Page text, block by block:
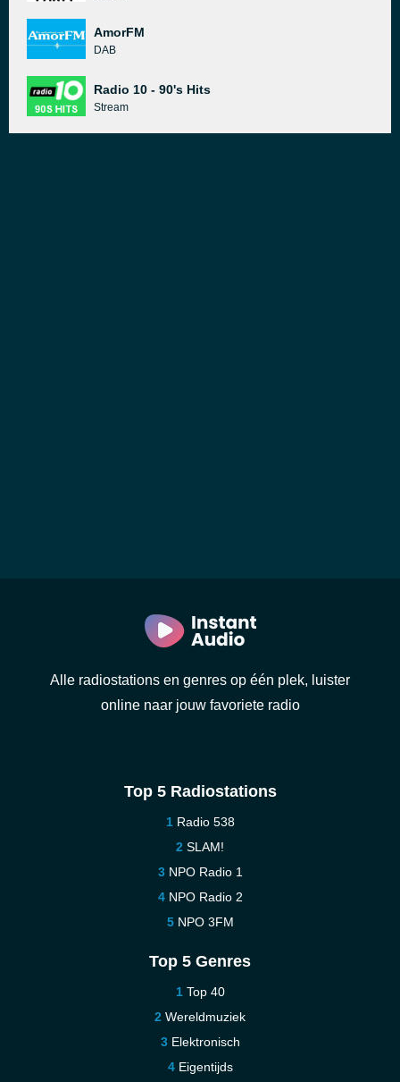
AmorFM
DAB
Radio 10 - 90's Hits
Stream
Alle radiostations en genres op één plek, luister
online naar jouw favoriete radio
Top 5 Radiostations
Radio 538
SLAM!
NPO Radio 1
NPO Radio 2
NPO 3FM
Top 5 Genres
Top 40
Wereldmuziek
Elektronisch
Eigentijds